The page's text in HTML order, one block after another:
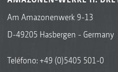
Am Amazonenwerk 9-13
D-49205 Hasbergen - Germany
Teléfono:+49 (0)5405 501-0